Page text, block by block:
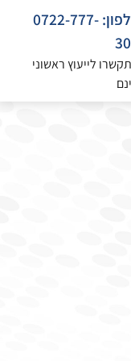
טלפון: 0722-777-
לייעוץ ראשוני